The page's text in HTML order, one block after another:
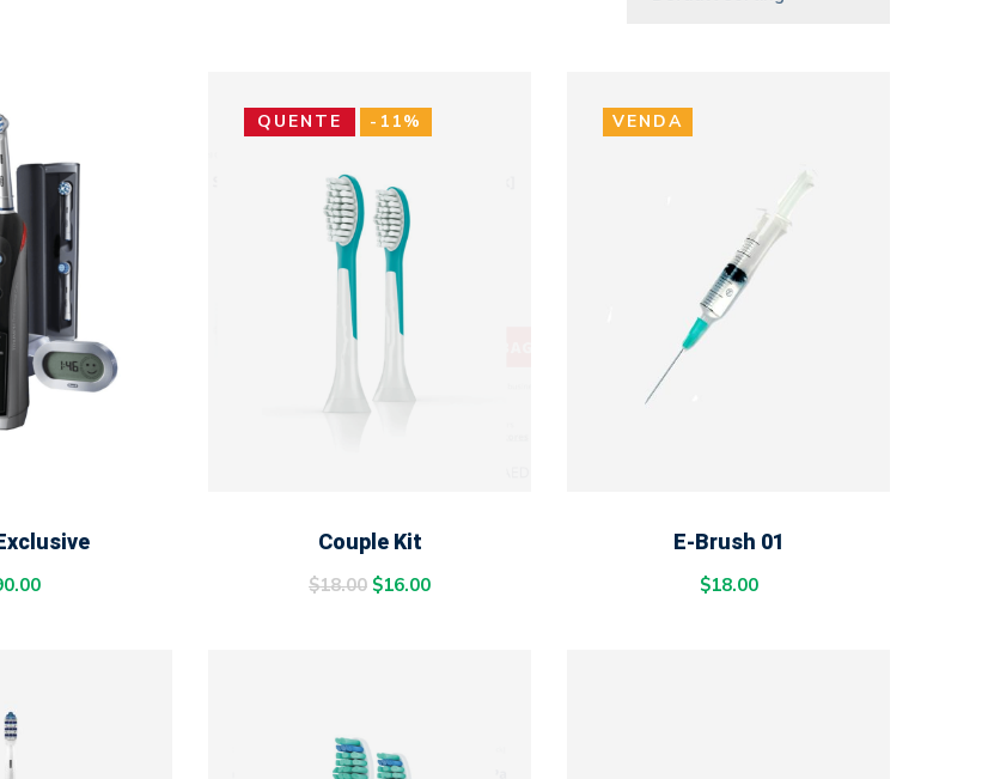
QUENTE -11%
Couple Kit
$18.00 $16.00
VENDA
E-Brush 01
$18.00